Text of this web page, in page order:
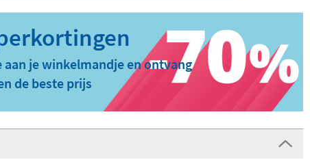
aan je winkelmandje en ontvang
de beste prijs